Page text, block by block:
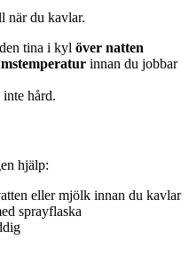
när du kavlar.
tina i kyl över natten
innan du jobbar
inte hård.
hjälp:
eller mjölk innan du kavlar
sprayflaska